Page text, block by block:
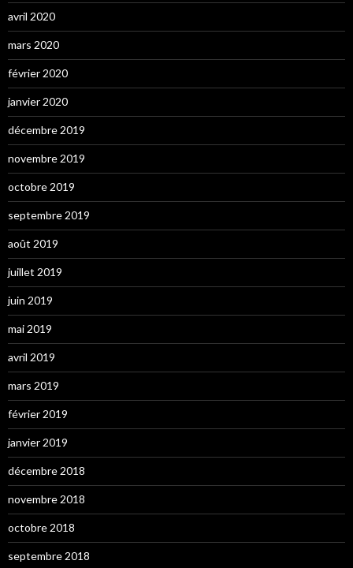
avril 2020
mars 2020
février 2020
janvier 2020
décembre 2019
novembre 2019
octobre 2019
septembre 2019
août 2019
juillet 2019
juin 2019
mai 2019
avril 2019
mars 2019
février 2019
janvier 2019
décembre 2018
novembre 2018
octobre 2018
septembre 2018